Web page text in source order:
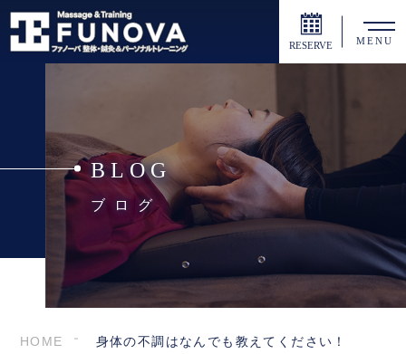
RESERVE MENU
BLOG
ブログ
HOME 身体の不調はなんでも教えてください！